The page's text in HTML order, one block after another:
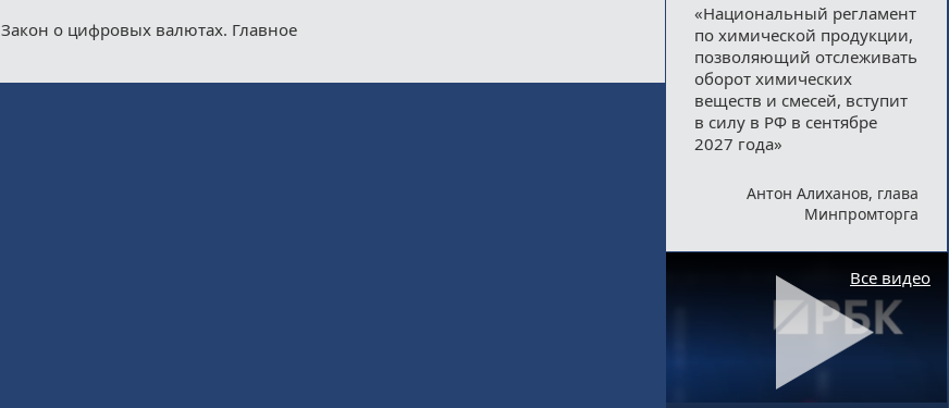
Закон о цифровых валютах. Главное
«Национальный регламент
по химической продукции,
позволяющий отслеживать
оборот химических
веществ и смесей, вступит
в силу в РФ в сентябре
2027 года»
Антон Алиханов, глава
Минпромторга
Все видео